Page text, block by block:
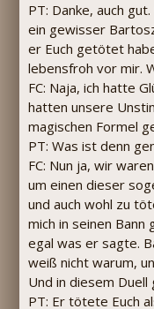
PT: Danke, auch
ein gewisser
er Euch getötet
lebensfroh vor mir.
FC: Naja, ich hatte
hatten unsere
magischen Formel
PT: Was ist denn
FC: Nun ja, wir
um einen dieser
und auch wohl zu
mich in seinen
egal was er sagte.
weiß nicht warum,
Und in diesem Duell
PT: Er tötete Euch